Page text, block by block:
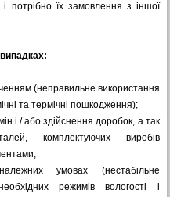
і потрібно їх замовлення з іншої
(неправильне використання
та термічні пошкодження);
і / або здійснення доробок, а так
комплектуючих виробів
умовах (нестабільне
режимів вологості і